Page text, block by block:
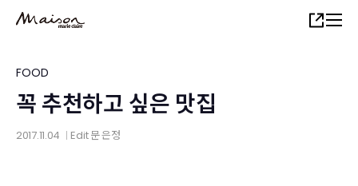
content
Share
FOOD
꼭 추천하고 싶은 맛집
2017.11.04 Edit문 은정